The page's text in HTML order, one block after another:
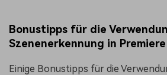
Bonustipps für die
Szenenerkennung in
Einige Bonustipps für die